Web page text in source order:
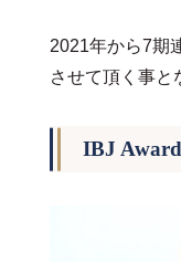
2021年から7期
させて頂く事と
IBJ